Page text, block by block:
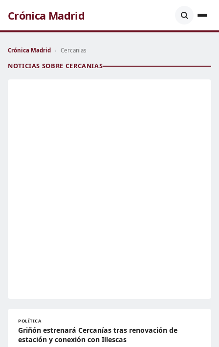
Crónica Madrid
Crónica Madrid › Cercanias
NOTICIAS SOBRE CERCANIAS
POLÍTICA
Griñón estrenará Cercanías tras renovación de
estación y conexión con Illescas